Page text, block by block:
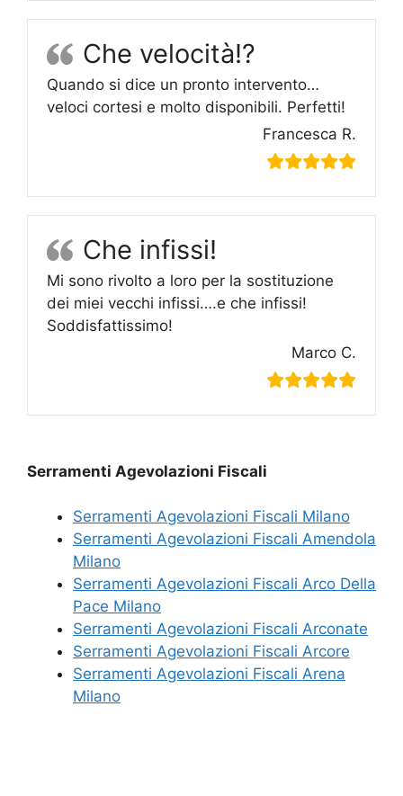
Che velocità!?
Quando si dice un pronto intervento…
veloci cortesi e molto disponibili. Perfetti!
Francesca R.
Che infissi!
Mi sono rivolto a loro per la sostituzione
dei miei vecchi infissi….e che infissi!
Soddisfattissimo!
Marco C.
Serramenti Agevolazioni Fiscali
Serramenti Agevolazioni Fiscali Milano
Serramenti Agevolazioni Fiscali Amendola
Milano
Serramenti Agevolazioni Fiscali Arco Della
Pace Milano
Serramenti Agevolazioni Fiscali Arconate
Serramenti Agevolazioni Fiscali Arcore
Serramenti Agevolazioni Fiscali Arena
Milano